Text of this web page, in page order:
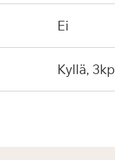
ei
kyllä,